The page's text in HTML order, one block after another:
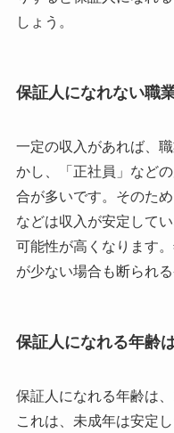
しょう。
保証人になれない職
一定の収入があれば、
かし、「正社員」など
合が多いです。そのた
などは収入が安定して
可能性が高くなります
が少ない場合も断られ
保証人になれる年齢
保証人になれる年齢は
これは、未成年は安定